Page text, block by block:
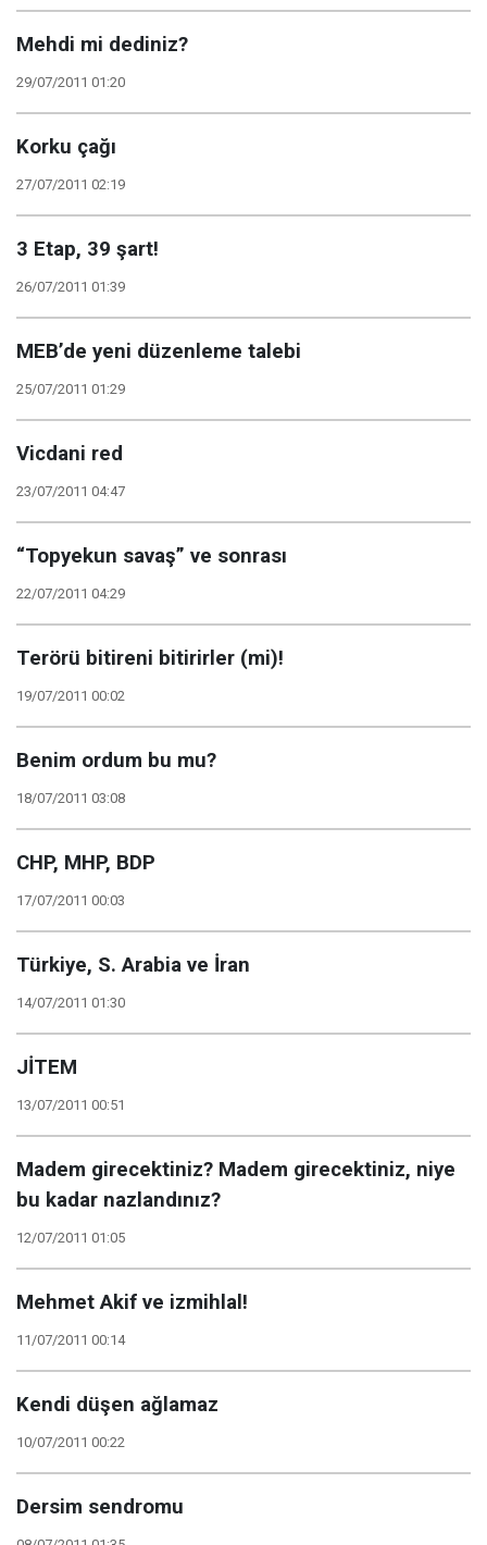
Mehdi mi dediniz?
29/07/2011 01:20
Korku çağı
27/07/2011 02:19
3 Etap, 39 şart!
26/07/2011 01:39
MEB’de yeni düzenleme talebi
25/07/2011 01:29
Vicdani red
23/07/2011 04:47
“Topyekun savaş” ve sonrası
22/07/2011 04:29
Terörü bitireni bitirirler (mi)!
19/07/2011 00:02
Benim ordum bu mu?
18/07/2011 03:08
CHP, MHP, BDP
17/07/2011 00:03
Türkiye, S. Arabia ve İran
14/07/2011 01:30
JİTEM
13/07/2011 00:51
Madem girecektiniz? Madem girecektiniz, niye
bu kadar nazlandınız?
12/07/2011 01:05
Mehmet Akif ve izmihlal!
11/07/2011 00:14
Kendi düşen ağlamaz
10/07/2011 00:22
Dersim sendromu